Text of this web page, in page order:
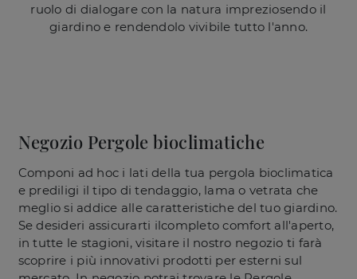
ruolo di dialogare con la natura impreziosendo il
giardino e rendendolo vivibile tutto l'anno.
Negozio Pergole bioclimatiche
Componi ad hoc i lati della tua pergola bioclimatica
e prediligi il tipo di tendaggio, lama o vetrata che
meglio si addice alle caratteristiche del tuo giardino.
Se desideri assicurarti ilcompleto comfort all'aperto,
in tutte le stagioni, visitare il nostro negozio ti farà
scoprire i più innovativi prodotti per esterni sul